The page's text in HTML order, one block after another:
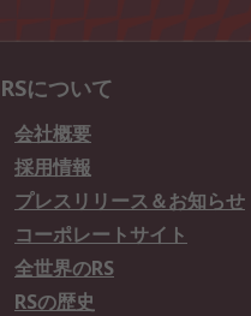
RSについて
会社概要
採用情報
プレスリリース＆お知らせ
コーポレートサイト
全世界のRS
RSの歴史